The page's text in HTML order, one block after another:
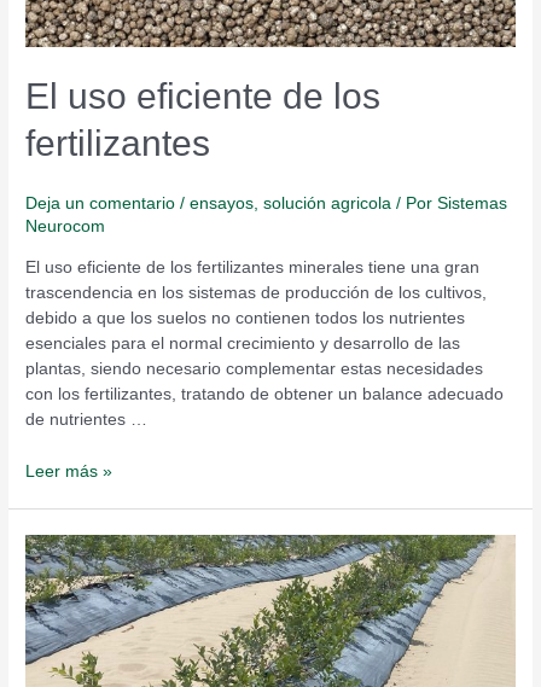
El uso eficiente de los
fertilizantes
Deja un comentario /ensayos ,solución agricola / PorSistemas
Neurocom
El uso eficiente de los fertilizantes minerales tiene una gran
trascendencia en los sistemas de producción de los cultivos,
debido a que los suelos no contienen todos los nutrientes
esenciales para el normal crecimiento y desarrollo de las
plantas, siendo necesario complementar estas necesidades
con los fertilizantes, tratando de obtener un balance adecuado
de nutrientes …
Leer más »
MicroEssentials®
SZ®
en
el
trasplante,
desarrollo